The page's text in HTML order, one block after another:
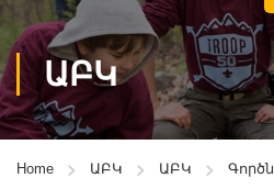
ԱԲԿ
Home ԱԲԿ ԱԲԿ